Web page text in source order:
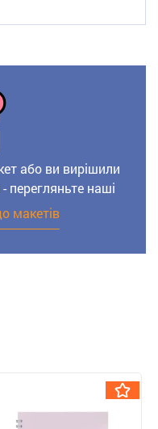
або ви вирішили
перегляньте наші
макетів